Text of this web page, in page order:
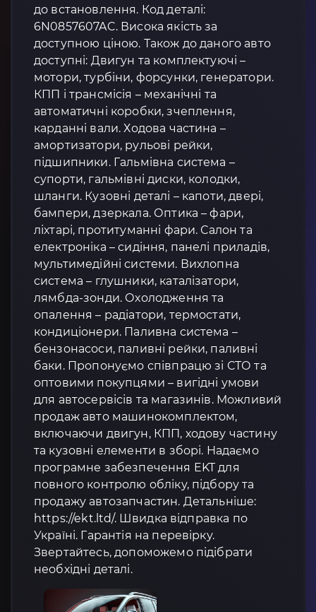
до встановлення. Код деталі:
6N0857607AC. Висока якість за
доступною ціною. Також до даного авто
доступні: Двигун та комплектуючі –
мотори, турбіни, форсунки, генератори.
КПП і трансмісія – механічні та
автоматичні коробки, зчеплення,
карданні вали. Ходова частина –
амортизатори, рульові рейки,
підшипники. Гальмівна система –
супорти, гальмівні диски, колодки,
шланги. Кузовні деталі – капоти, двері,
бампери, дзеркала. Оптика – фари,
ліхтарі, протитуманні фари. Салон та
електроніка – сидіння, панелі приладів,
мультимедійні системи. Вихлопна
система – глушники, каталізатори,
лямбда-зонди. Охолодження та
опалення – радіатори, термостати,
кондиціонери. Паливна система –
бензонасоси, паливні рейки, паливні
баки. Пропонуємо співпрацю зі СТО та
оптовими покупцями – вигідні умови
для автосервісів та магазинів. Можливий
продаж авто машинокомплектом,
включаючи двигун, КПП, ходову частину
та кузовні елементи в зборі. Надаємо
програмне забезпечення EKT для
повного контролю обліку, підбору та
продажу автозапчастин. Детальніше:
https://ekt.ltd/. Швидка відправка по
Україні. Гарантія на перевірку.
Звертайтесь, допоможемо підібрати
необхідні деталі.